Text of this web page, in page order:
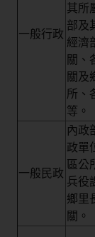
一般行政
其所
部及
經濟
關、
關及
所、
等。
一般民政
內政
政單
區公
兵役
鄉里
關。